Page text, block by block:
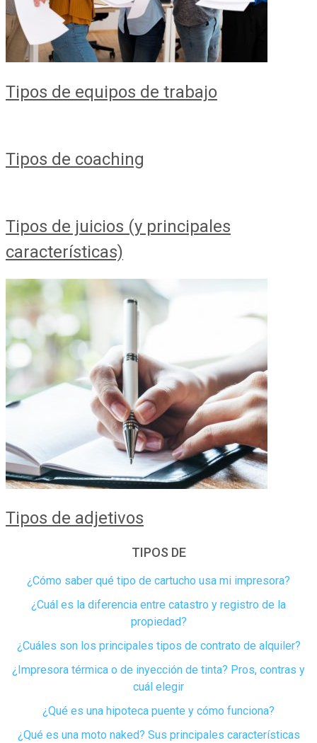
Tipos de equipos de trabajo
Tipos de coaching
Tipos de juicios (y principales
características)
Tipos de adjetivos
TIPOS DE
¿Cómo saber qué tipo de cartucho usa mi impresora?
¿Cuál es la diferencia entre catastro y registro de la
propiedad​?
¿Cuáles son los principales tipos de contrato de alquiler?
¿Impresora térmica o de inyección de tinta? Pros, contras y
cuál elegir
¿Qué es una hipoteca puente y cómo funciona?
¿Qué es una moto naked? Sus principales características